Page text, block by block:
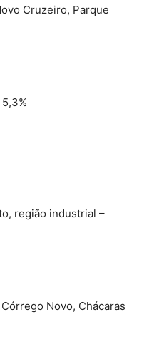
Cruzeiro, Parque
região industrial –
Novo, Chácaras